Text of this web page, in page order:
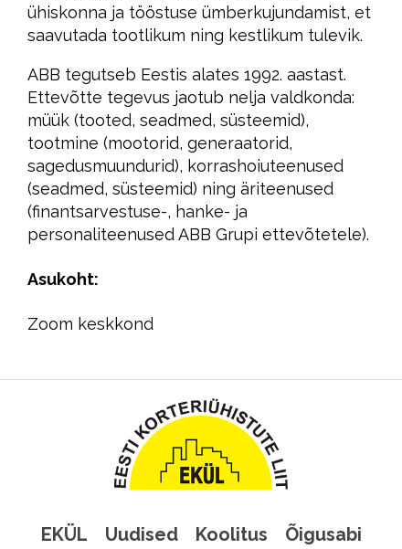
ühiskonna ja tööstuse ümberkujundamist, et
saavutada tootlikum ning kestlikum tulevik.
ABB tegutseb Eestis alates 1992. aastast.
Ettevõtte tegevus jaotub nelja valdkonda:
müük (tooted, seadmed, süsteemid),
tootmine (mootorid, generaatorid,
sagedusmuundurid), korrashoiuteenused
(seadmed, süsteemid) ning äriteenused
(finantsarvestuse-, hanke- ja
personaliteenused ABB Grupi ettevõtetele).
Asukoht:
Zoom keskkond
EKÜL Uudised Koolitus Õigusabi